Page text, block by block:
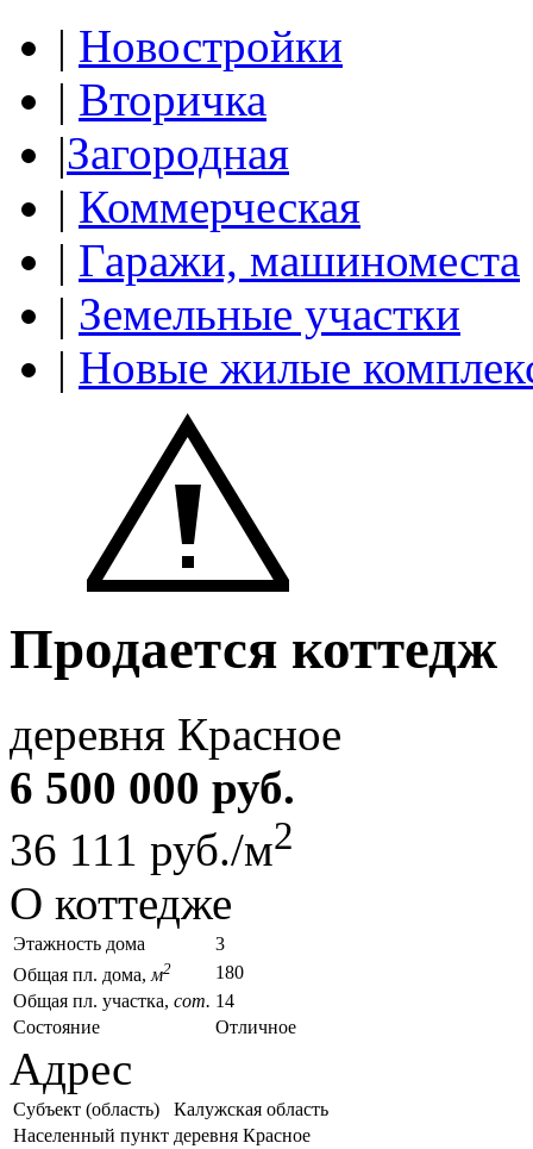
| Новостройки
| Вторичка
|Загородная
| Коммерческая
| Гаражи, машиноместа
| Земельные участки
| Новые жилые
Продается коттедж
деревня Красное
6 500 000 руб.
36 111 руб./м2
О коттедже
Этажность дома
3
Общая пл. дома, м2
180
Общая пл. участка, сот. 14
Состояние
Отличное
Адрес
Субъект (область)
Калужская область
Населенный пункт деревня Красное